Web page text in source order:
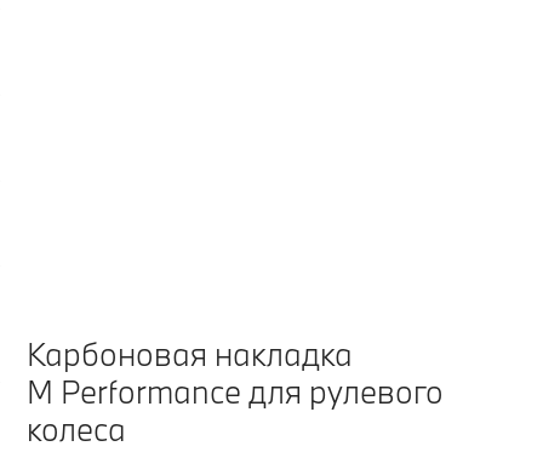
Карбоновая накладка
M Performance для рулевого
колеса